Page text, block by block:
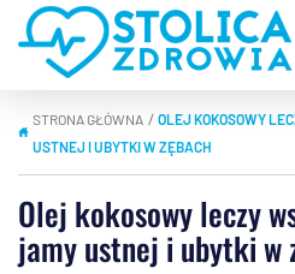
STRONA GŁÓWNA | OLEJ KOKOSOWY
USTNEJ I UBYTKI W ZĘBACH
Olej kokosowy leczy
jamy ustnej i ubytki w